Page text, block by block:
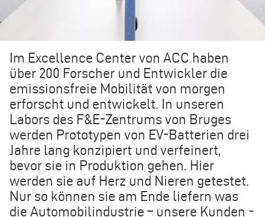
Im Excellence Center von ACC haben
über 200 Forscher und Entwickler die
emissionsfreie Mobilität von morgen
erforscht und entwickelt. In unseren
Labors des F&E-Zentrums von Bruges
werden Prototypen von EV-Batterien drei
Jahre lang konzipiert und verfeinert,
bevor sie in Produktion gehen. Hier
werden sie auf Herz und Nieren getestet.
Nur so können sie am Ende liefern was
die Automobilindustrie – unsere Kunden -